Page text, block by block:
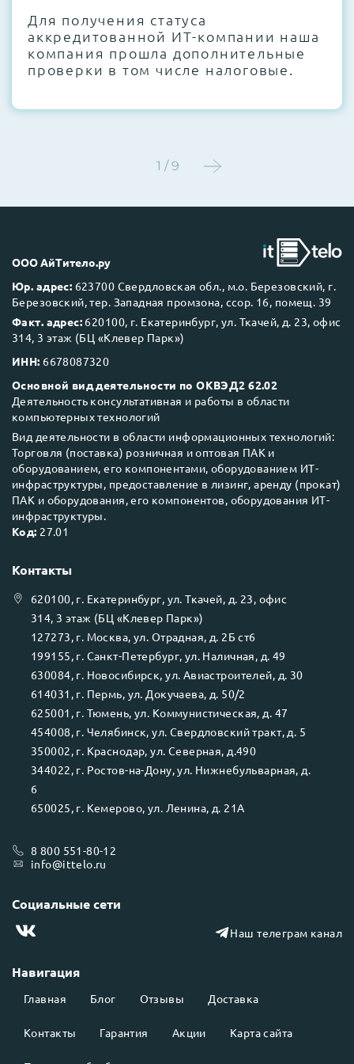
Этап 4:Стресс-тестирование под 100%
нагрузкой в течение 72 часов для
проверки стабильности всех подсистем
Next Business Day (NBD)
Для получения статуса
аккредитованной ИТ-компании наша
компания прошла дополнительные
проверки в том числе налоговые.
1 / 9
ООО АйТитело.ру
Юр. адрес: 623700 Свердловская обл., м.о. Березовский, г.
Березовский, тер. Западная промзона, ссор. 16, помещ. 39
Факт. адрес: 620100, г. Екатеринбург, ул. Ткачей, д. 23, офис
314, 3 этаж (БЦ «Клевер Парк»)
ИНН: 6678087320
Основной вид деятельности по ОКВЭД2 62.02
Деятельность консультативная и работы в области
компьютерных технологий
Вид деятельности в области информационных технологий:
Торговля (поставка) розничная и оптовая ПАК и
оборудованием, его компонентами, оборудованием ИТ-
инфраструктуры, предоставление в лизинг, аренду (прокат)
ПАК и оборудования, его компонентов, оборудования ИТ-
инфраструктуры.
Код: 27.01
Навигация
Главная Блог Отзывы Доставка
Контакты Гарантия Акции Карта сайта
Контакты
620100, г. Екатеринбург, ул.Ткачей, д. 23, офис
314, 3 этаж (БЦ «Клевер Парк»)
127273, г. Москва, ул. Отрадная, д. 2Б ст6
199155, г. Санкт-Петербург, ул. Наличная, д. 49
630084, г. Новосибирск, ул. Авиастроителей, д. 30
614031 , г. Пермь, ул. Докучаева, д. 50/2
625001 , г. Тюмень, ул. Коммунистическая, д. 47
454008, г. Челябинск, ул. Свердловский тракт, д. 5
350002, г. Краснодар, ул. Северная, д.490
344022, г. Ростов-на-Дону, ул. Нижнебульварная, д.
6
650025, г. Кемерово, ул. Ленина, д. 21А
8 800 551-80-12
info@ittelo.ru
Социальные сети
Наш телеграм канал